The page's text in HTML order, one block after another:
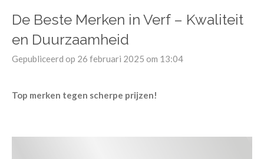
De Beste Merken in Verf – Kwaliteit
en Duurzaamheid
Gepubliceerd op 26 februari 2025 om 13:04
Top merken tegen scherpe prijzen!